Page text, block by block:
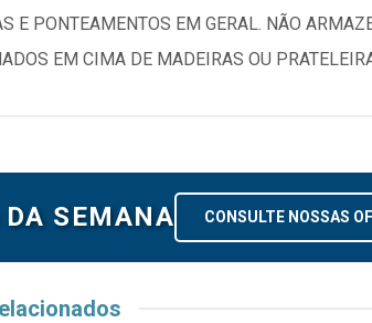
E PONTEAMENTOS EM GERAL. NÃO
EM CIMA DE MADEIRAS OU
DA SEMANA CONSULTE NOSSAS